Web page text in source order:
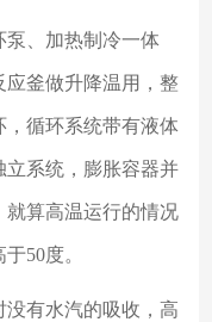
泵、加热制冷一体
釜做升降温用，整
循环系统带有液体
立系统，膨胀容器并
算高温运行的情况
于50度。
有水汽的吸收，高